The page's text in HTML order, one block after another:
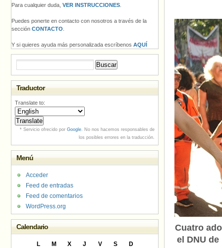
Cuatro
el DNU
Para cualquier duda, VER INSTRUCCIONES
Puedes ponerte en contacto con nosotros a través de la
sección CONTACTO
Y si quieres ayuda más personalizada escríbenos AQUÍ
Traductor
Translate to:
* Servicio ofrecido por Google. No nos hacemos responsables de
los posibles errores en la traducción.
Menú
Acceder
Feed de entradas
Feed de comentarios
WordPress.org
Calendario
L M X J V S
D